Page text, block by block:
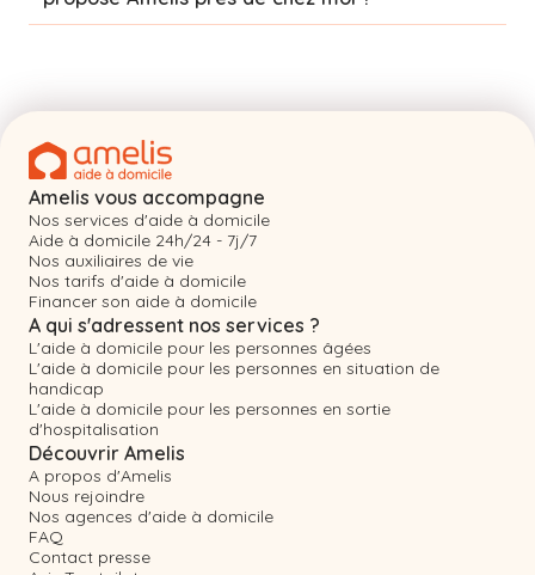
Amelis vous accompagne
Nos services d'aide à domicile
Aide à domicile 24h/24 - 7j/7
Nos auxiliaires de vie
Nos tarifs d'aide à domicile
Financer son aide à domicile
A qui s'adressent nos services ?
L'aide à domicile pour les personnes âgées
L'aide à domicile pour les personnes en situation de
handicap
L'aide à domicile pour les personnes en sortie
d'hospitalisation
Découvrir Amelis
A propos d'Amelis
Nous rejoindre
Nos agences d'aide à domicile
FAQ
Contact presse